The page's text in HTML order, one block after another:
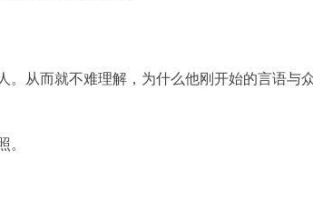
从而就不难理解，为什么他刚开始的言语与
。